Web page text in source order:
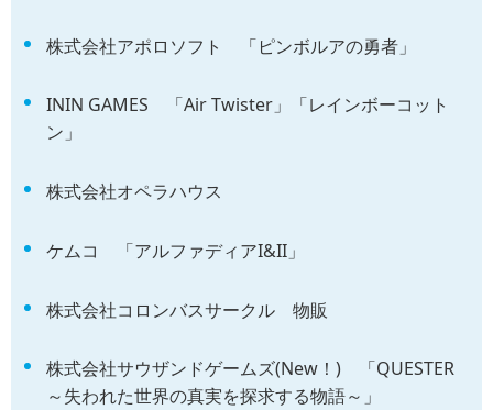
株式会社アポロソフト 「ピンボルアの勇者」
ININ GAMES 「Air Twister」「レインボーコット
ン」
株式会社オペラハウス
ケムコ 「アルファディアI&II」
株式会社コロンバスサークル 物販
株式会社サウザンドゲームズ(New！) 「QUESTER
～失われた世界の真実を探求する物語～」